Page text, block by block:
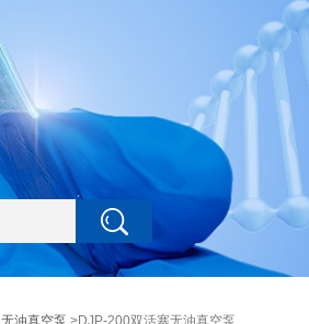
无油真空泵 >DJP-200双活塞无油真空泵